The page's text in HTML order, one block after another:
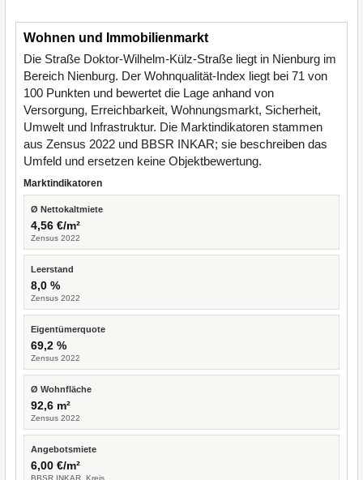
Wohnen und Immobilienmarkt
Die Straße Doktor-Wilhelm-Külz-Straße liegt in Nienburg im
Bereich Nienburg. Der Wohnqualität-Index liegt bei 71 von
100 Punkten und bewertet die Lage anhand von
Versorgung, Erreichbarkeit, Wohnungsmarkt, Sicherheit,
Umwelt und Infrastruktur. Die Marktindikatoren stammen
aus Zensus 2022 und BBSR INKAR; sie beschreiben das
Umfeld und ersetzen keine Objektbewertung.
Marktindikatoren
Ø Nettokaltmiete
4,56 €/m²
Zensus 2022
Leerstand
8,0 %
Zensus 2022
Eigentümerquote
69,2 %
Zensus 2022
Ø Wohnfläche
92,6 m²
Zensus 2022
Angebotsmiete
6,00 €/m²
BBSR INKAR, Kreis